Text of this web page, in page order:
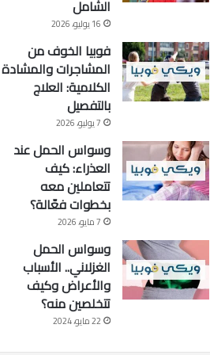
الشامل
16 يوليو، 2026
فوبيا الخوف من
المشاجرات والمشادة
الكلامية: العلاج
بالتفصيل
7 يوليو، 2026
وسواس الحمل عند
العذراء: كيف
تتعاملين معه
بخطوات فعّالة؟
7 مايو، 2026
وسواس الحمل
الغزلاني.. الأسباب
والأعراض وكيف
تتخلصين منه؟
22 مايو، 2024